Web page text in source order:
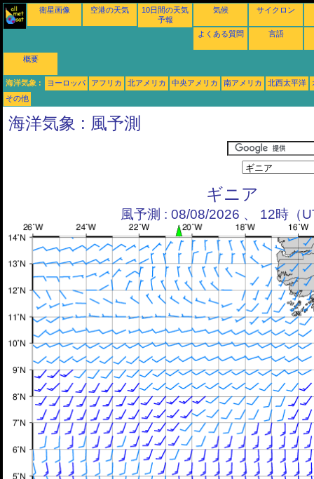
衛星画像 空港の天気
10日間の天気
予報
気候 サイクロン
よくある質問 言語
概要
海洋気象 : ヨーロッパ アフリカ 北アメリカ 中央アメリカ 南アメリカ 北西太平洋
その他
海洋気象 : 風予測
ギニア
風予測 : 08/08/2026 、 12時（